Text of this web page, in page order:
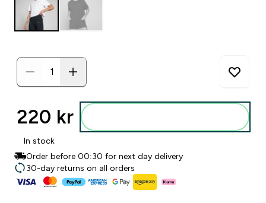
220 kr‎
In stock
Order before 00:30 for next day delivery
30-day returns on all orders